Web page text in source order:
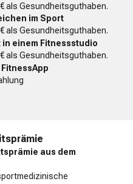
als Gesundheitsguthaben.
im Sport
als Gesundheitsguthaben.
einem Fitnessstudio
als Gesundheitsguthaben.
aus dem